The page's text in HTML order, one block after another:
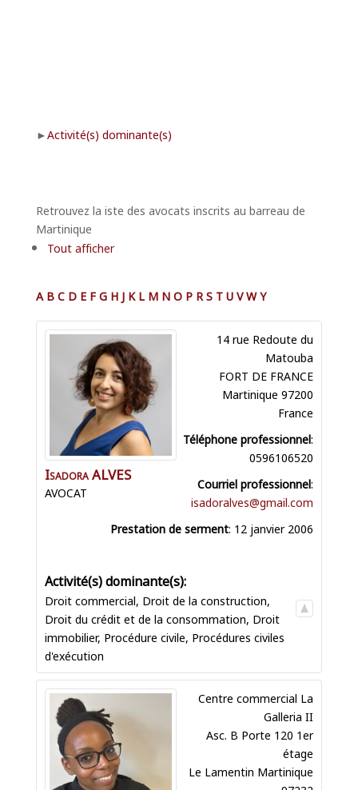
Activité(s) dominante(s)
Retrouvez la iste des avocats inscrits au barreau de
Martinique
Tout afficher
A BC D E FG H J K L M NO P RS TUVWY
IsadoraALVES
AVOCAT
14 rue Redoute du
Matouba
FORT DE FRANCE
Martinique 97200
France
Téléphone professionnel:
0596106520
Courriel professionnel:
isadoralves@gmail.com
Prestation de serment: 12 janvier 2006
Droit commercial, Droit de la construction,
Droit du crédit et de la consommation, Droit
immobilier, Procédure civile, Procédures civiles
d'exécution
Centre commercial La
Galleria II
Asc. B Porte 120 1er
étage
Le Lamentin Martinique